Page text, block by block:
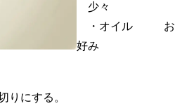
少々
・オイル お
好み
にする。